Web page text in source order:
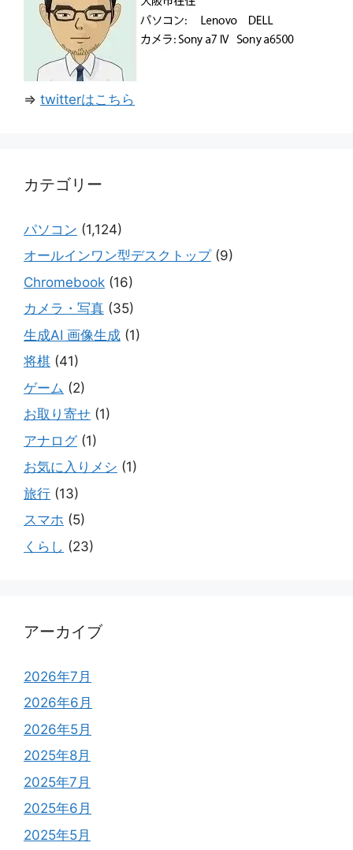
⇒ twitterはこちら
カテゴリー
パソコン (1,124)
オールインワン型デスクトップ(9)
Chromebook (16)
カメラ・写真 (35)
生成AI 画像生成 (1)
将棋 (41)
ゲーム (2)
お取り寄せ (1)
アナログ(1)
お気に入りメシ (1)
旅行 (13)
スマホ (5)
くらし (23)
アーカイブ
2026年7月
2026年6月
2026年5月
2025年8月
2025年7月
2025年6月
2025年5月